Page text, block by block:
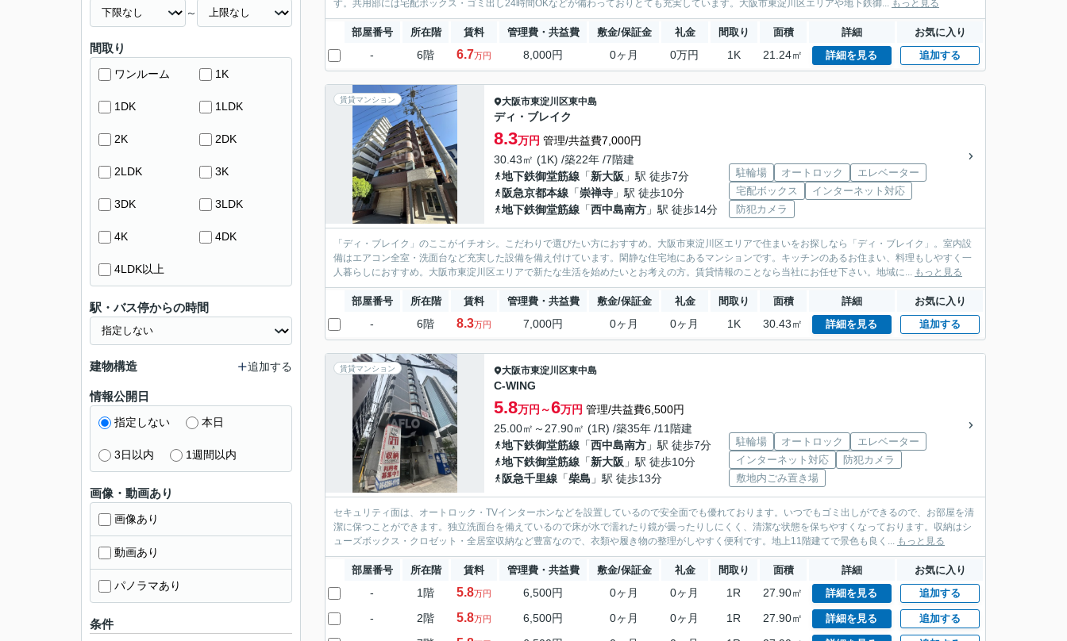
す。共用部には宅配ボックス・ゴミ出し24時間OKなどが備わっておりとても充実しています。大阪市東淀川区エリアや地下鉄御... もっと見る
部屋番号 所在階 賃料 管理費・共益費 敷金/保証金 礼金 間取り 面積 詳細 お気に入り
- 6階 6.7万円 8,000円 0ヶ月 0万円 1K 21.24㎡ 詳細を見る 追加する
賃貸マンション 大阪市東淀川区東中島
ディ・ブレイク
8.3万円 管理/共益費7,000円
30.43㎡ (1K) /築22年 /7階建
地下鉄御堂筋線 「新大阪 」駅 徒歩7分
阪急京都本線 「崇禅寺 」駅 徒歩10分
地下鉄御堂筋線 「西中島南方 」駅 徒歩14分
駐輪場 オートロック
エレベーター
宅配ボックス
インターネット対応
防犯カメラ
「ディ・ブレイク」のここがイチオシ。こだわりで選びたい方におすすめ。大阪市東淀川区エリアで住まいをお探しなら「ディ・ブレイク」。室内設
備はエアコン全室・洗面台など充実した設備を備え付けています。閑静な住宅地にあるマンションです。キッチンのあるお住まい、料理もしやすく一
人暮らしにおすすめ。大阪市東淀川区エリアで新たな生活を始めたいとお考えの方。賃貸情報のことなら当社にお任せ下さい。地域に... もっと見る
部屋番号 所在階 賃料 管理費・共益費 敷金/保証金 礼金 間取り 面積 詳細 お気に入り
- 6階 8.3万円 7,000円 0ヶ月 0ヶ月 1K 30.43㎡ 詳細を見る 追加する
賃貸マンション 大阪市東淀川区東中島
C-WING
5.8万円～6万円 管理/共益費6,500円
25.00㎡～27.90㎡ (1R) /築35年 /11階建
地下鉄御堂筋線 「西中島南方 」駅 徒歩7分
地下鉄御堂筋線 「新大阪 」駅 徒歩10分
阪急千里線 「柴島 」駅 徒歩13分
駐輪場 オートロック
エレベーター
インターネット対応
防犯カメラ
敷地内ごみ置き場
セキュリティ面は、オートロック・TVインターホンなどを設置しているので安全面でも優れております。いつでもゴミ出しができるので、お部屋を清
潔に保つことができます。独立洗面台を備えているので床が水で濡れたり鏡が曇ったりしにくく、清潔な状態を保ちやすくなっております。収納はシ
ューズボックス・クロゼット・全居室収納など豊富なので、衣類や履き物の整理がしやすく便利です。地上11階建てで景色も良く... もっと見る
部屋番号 所在階 賃料 管理費・共益費 敷金/保証金 礼金 間取り 面積 詳細 お気に入り
- 1階 5.8万円 6,500円 0ヶ月 0ヶ月 1R 27.90㎡ 詳細を見る 追加する
- 2階 5.8万円 6,500円 0ヶ月 0ヶ月 1R 27.90㎡ 詳細を見る 追加する
～
間取り
ワンルーム 1K
1DK 1LDK
2K 2DK
2LDK 3K
3DK 3LDK
4K 4DK
4LDK以上
駅・バス停からの時間
建物構造 追加する
情報公開日
指定しない 本日
3日以内 1週間以内
画像・動画あり
画像あり
動画あり
パノラマあり
条件